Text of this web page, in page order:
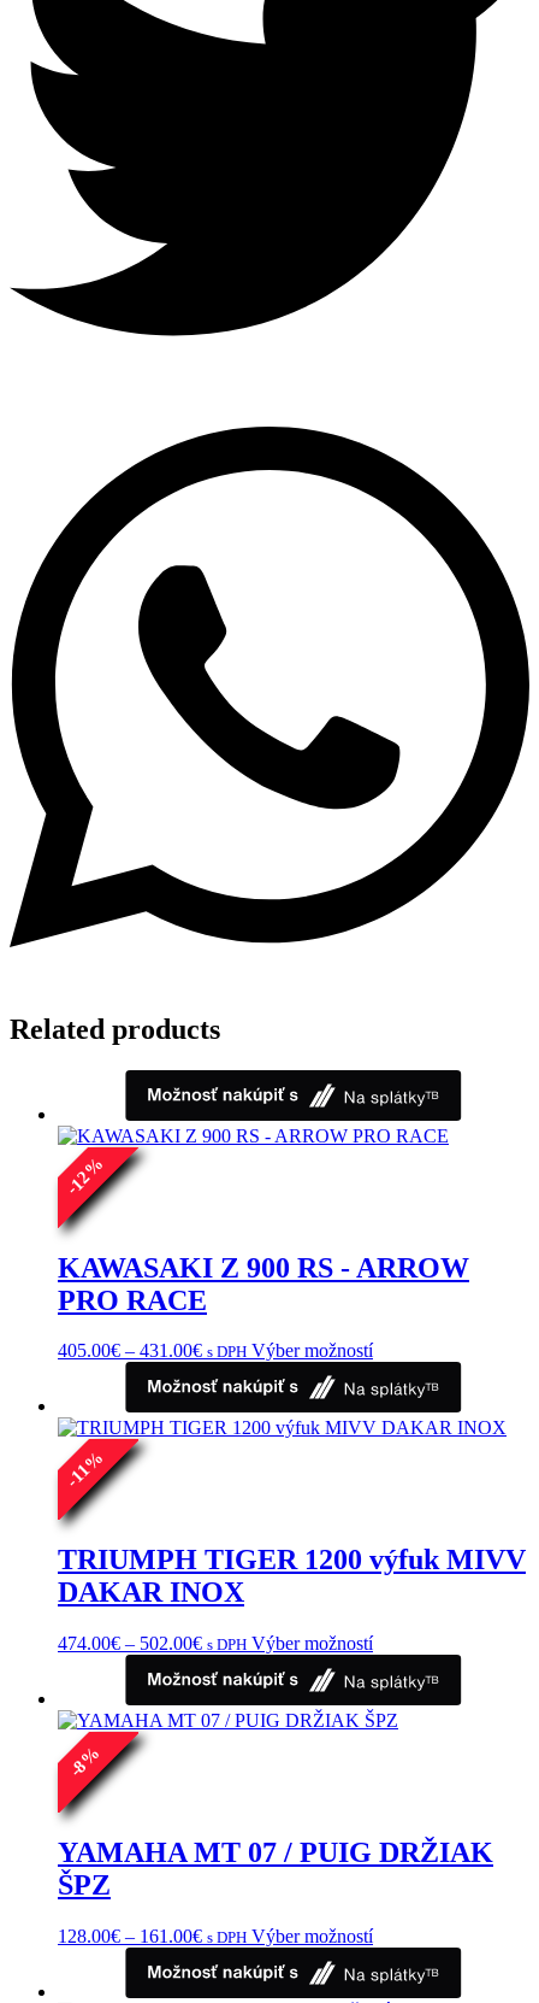
Related products
-
12
%
KAWASAKI Z 900 RS - ARROW
PRO RACE
405.00€ – 431.00€Price
405.00€
through
431.00€
s DPH Výber možnostíTento
má
viacero
variantov.
stránke
-
11
%
TRIUMPH TIGER 1200 výfuk MIVV
DAKAR INOX
474.00€ – 502.00€Price
474.00€
through
502.00€
s DPH Výber možnostíTento
má
viacero
variantov.
stránke
-
8
%
YAMAHA MT 07 / PUIG DRŽIAK
ŠPZ
128.00€ – 161.00€Price
128.00€
s DPH Výber možnostíTento
má